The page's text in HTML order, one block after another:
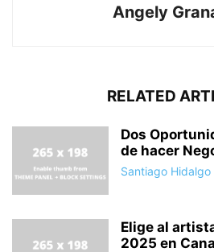
Angely
RELATED
Dos
de hacer
Santiago Hidalgo
Elige al
2025 en